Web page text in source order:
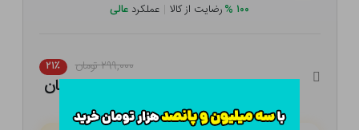
۱۰۰ %رضایت از کالا | عملکرد عالی
۲۹۹,۰۰۰ تومان ۲۱٪
۲۳۶,۲۱۰ تومان